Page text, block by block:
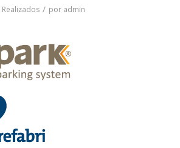
Realizados / por admin